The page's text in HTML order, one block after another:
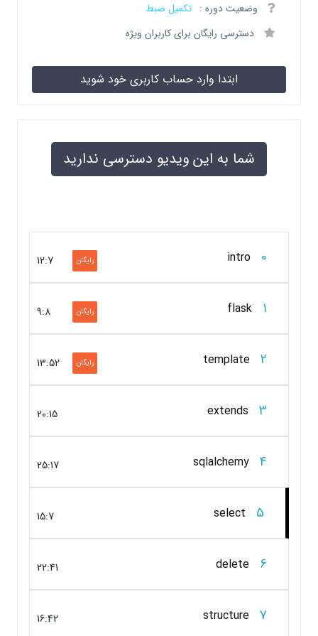
وضعیت دوره : تکمیل ضبط
دسترسی رایگان برای کاربران ویژه
ابتدا وارد حساب کاربری خود شوید
شما به این ویدیو دسترسی ندارید
0
intro
12:7 رایگان
1
flask
9:8 رایگان
2
template
13:52 رایگان
3
extends
20:15
4
sqlalchemy
25:17
5
select
15:7
6
delete
22:41
7
structure
16:42